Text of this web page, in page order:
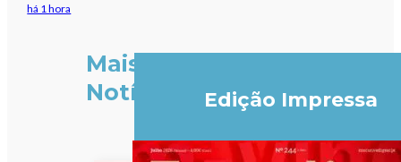
há 1 hora
Mais
Notícias
Edição Impressa